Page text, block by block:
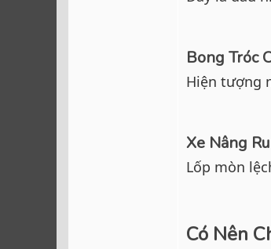
Bong Tróc
Hiện tượng
Xe Nâng
Lốp mòn
Có Nên